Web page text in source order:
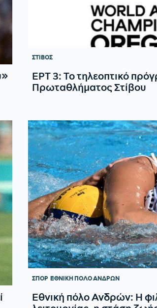
ΣΤΙΒΟΣ
EΡΤ 3: Το τηλεοπτικό
Πρωταθλήματος Στίβου
ΣΠΟΡ ΕΘΝΙΚΗ ΠΟΛΟ ΑΝΔΡΩΝ
Εθνική πόλο Ανδρών: Η